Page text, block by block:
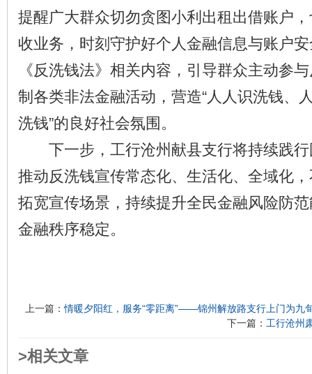
提醒广大群众切勿贪图小利出租出借账户
收业务，时刻守护好个人金融信息与账户
《反洗钱法》相关内容，引导群众主动参
制各类非法金融活动，营造“人人识洗钱、
洗钱”的良好社会氛围。
下一步，工行沧州献县支行将持续践行
推动反洗钱宣传常态化、生活化、全域化
拓宽宣传场景，持续提升全民金融风险防
金融秩序稳定。
上一篇：情暖夕阳红，服务“零距离”——锦州解放路支行上门为九
下一篇： 工行沧州
>相关文章